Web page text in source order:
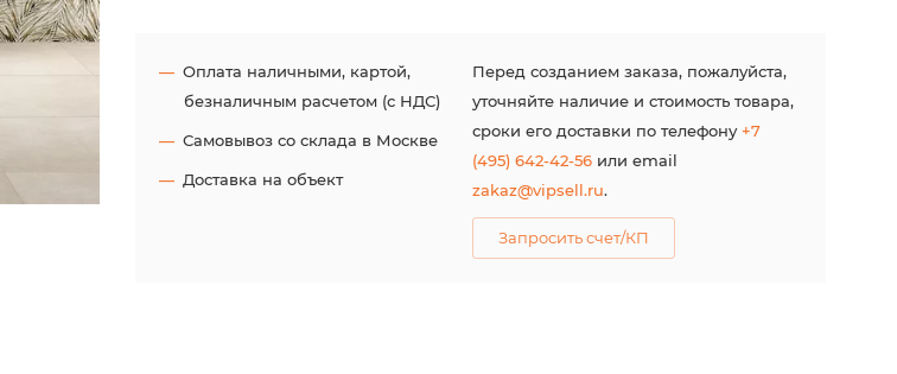
Оплата наличными, картой,
безналичным расчетом (с НДС)
Самовывоз со склада в Москве
Доставка на объект
Перед созданием заказа, пожалуйста,
уточняйте наличие и стоимость товара,
сроки его доставки по телефону+7
(495) 642-42-56или email
zakaz@vipsell.ru.
Запросить счет/КП